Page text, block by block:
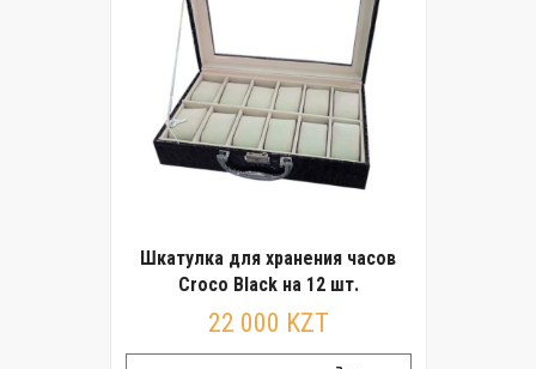
Шкатулка для хранения часов
Croco Black на 12 шт.
22 000 KZT